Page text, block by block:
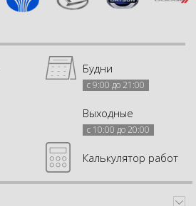
Будни
с 9:00 до 21:00
Выходные
с 10:00 до 20:00
Калькулятор работ